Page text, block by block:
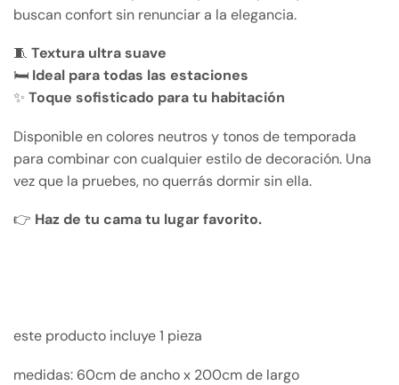
buscan confort sin renunciar a la elegancia.
🧵 Textura ultra suave
🛏️ Ideal para todas las estaciones
✨ Toque sofisticado para tu habitación
Disponible en colores neutros y tonos de temporada
para combinar con cualquier estilo de decoración. Una
vez que la pruebes, no querrás dormir sin ella.
👉 Haz de tu cama tu lugar favorito.
este producto incluye 1 pieza
medidas: 60cm de ancho x 200cm de largo